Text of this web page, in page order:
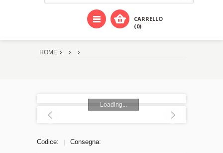
CARRELLO
(0)
HOME
Loading...
Codice: Consegna: